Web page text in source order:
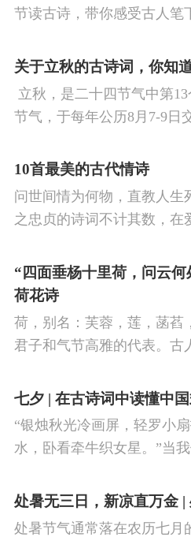
节读古诗，带你感受古人笔
看剑，梦回吹角连营。八百
关于立秋的古诗词，你知
立秋，是二十四节气中第
节气，于每年公历8月7-9日
了四时“气”的变化，立秋是
10首最美的古代情诗
问世间情为何物，直教人生
之忠贞的诗词不计其数，在
笔下生辉。10首绝美的爱情
情之幽微，爱之可贵。
“四面垂杨十里荷，问云何
荷花诗
荷，别名：芙蓉，莲，菡萏
君子和气节高雅的代表。古
杨万里泉眼无声惜细流，树
七夕 | 在古诗词中读懂中
“银烛秋光冷画屏，轻罗小
水，卧看牵牛织女星。”当
迢牵牛星，皎皎河汉女。
处暑无三日，新凉直万金 |
处暑节气通常落在农历七月